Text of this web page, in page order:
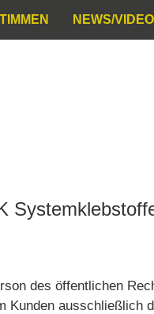
NEWS/
des öffentlichen
ausschließlich